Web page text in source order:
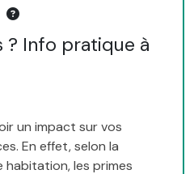
? Info pratique à
un impact sur vos
En effet, selon la
les primes